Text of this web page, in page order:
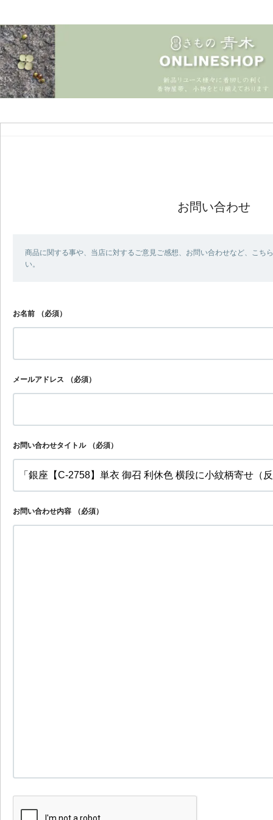
お問い合わせ
商品に関する事や、当店に対するご意見ご感想、お問い合わせなど、こち
い。
お名前 （必須）
メールアドレス （必須）
お問い合わせタイトル （必須）
お問い合わせ内容 （必須）